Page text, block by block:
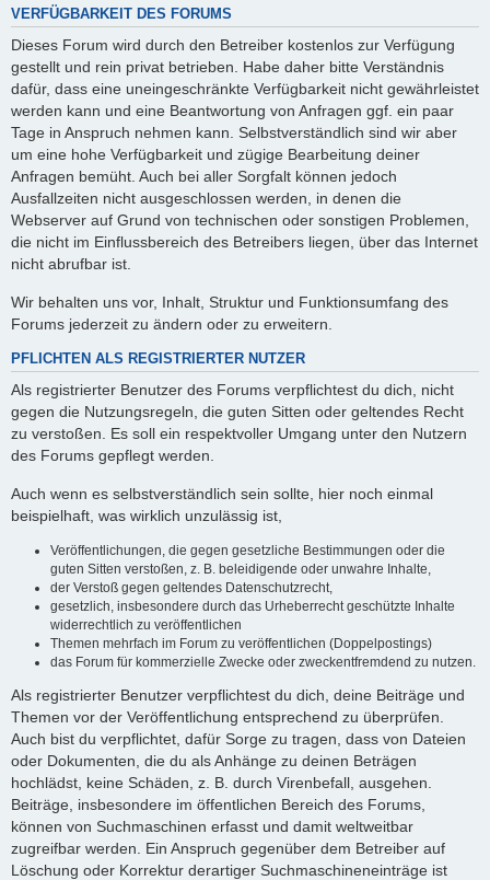
VERFÜGBARKEIT DES FORUMS
Dieses Forum wird durch den Betreiber kostenlos zur Verfügung
gestellt und rein privat betrieben. Habe daher bitte Verständnis
dafür, dass eine uneingeschränkte Verfügbarkeit nicht gewährleistet
werden kann und eine Beantwortung von Anfragen ggf. ein paar
Tage in Anspruch nehmen kann. Selbstverständlich sind wir aber
um eine hohe Verfügbarkeit und zügige Bearbeitung deiner
Anfragen bemüht. Auch bei aller Sorgfalt können jedoch
Ausfallzeiten nicht ausgeschlossen werden, in denen die
Webserver auf Grund von technischen oder sonstigen Problemen,
die nicht im Einflussbereich des Betreibers liegen, über das Internet
nicht abrufbar ist.
Wir behalten uns vor, Inhalt, Struktur und Funktionsumfang des
Forums jederzeit zu ändern oder zu erweitern.
PFLICHTEN ALS REGISTRIERTER NUTZER
Als registrierter Benutzer des Forums verpflichtest du dich, nicht
gegen die Nutzungsregeln, die guten Sitten oder geltendes Recht
zu verstoßen. Es soll ein respektvoller Umgang unter den Nutzern
des Forums gepflegt werden.
Auch wenn es selbstverständlich sein sollte, hier noch einmal
beispielhaft, was wirklich unzulässig ist,
Veröffentlichungen, die gegen gesetzliche Bestimmungen oder die
guten Sitten verstoßen, z. B. beleidigende oder unwahre Inhalte,
der Verstoß gegen geltendes Datenschutzrecht,
gesetzlich, insbesondere durch das Urheberrecht geschützte Inhalte
widerrechtlich zu veröffentlichen
Themen mehrfach im Forum zu veröffentlichen (Doppelpostings)
das Forum für kommerzielle Zwecke oder zweckentfremdend zu nutzen.
Als registrierter Benutzer verpflichtest du dich, deine Beiträge und
Themen vor der Veröffentlichung entsprechend zu überprüfen.
Auch bist du verpflichtet, dafür Sorge zu tragen, dass von Dateien
oder Dokumenten, die du als Anhänge zu deinen Beträgen
hochlädst, keine Schäden, z. B. durch Virenbefall, ausgehen.
Beiträge, insbesondere im öffentlichen Bereich des Forums,
können von Suchmaschinen erfasst und damit weltweitbar
zugreifbar werden. Ein Anspruch gegenüber dem Betreiber auf
Löschung oder Korrektur derartiger Suchmaschineneinträge ist